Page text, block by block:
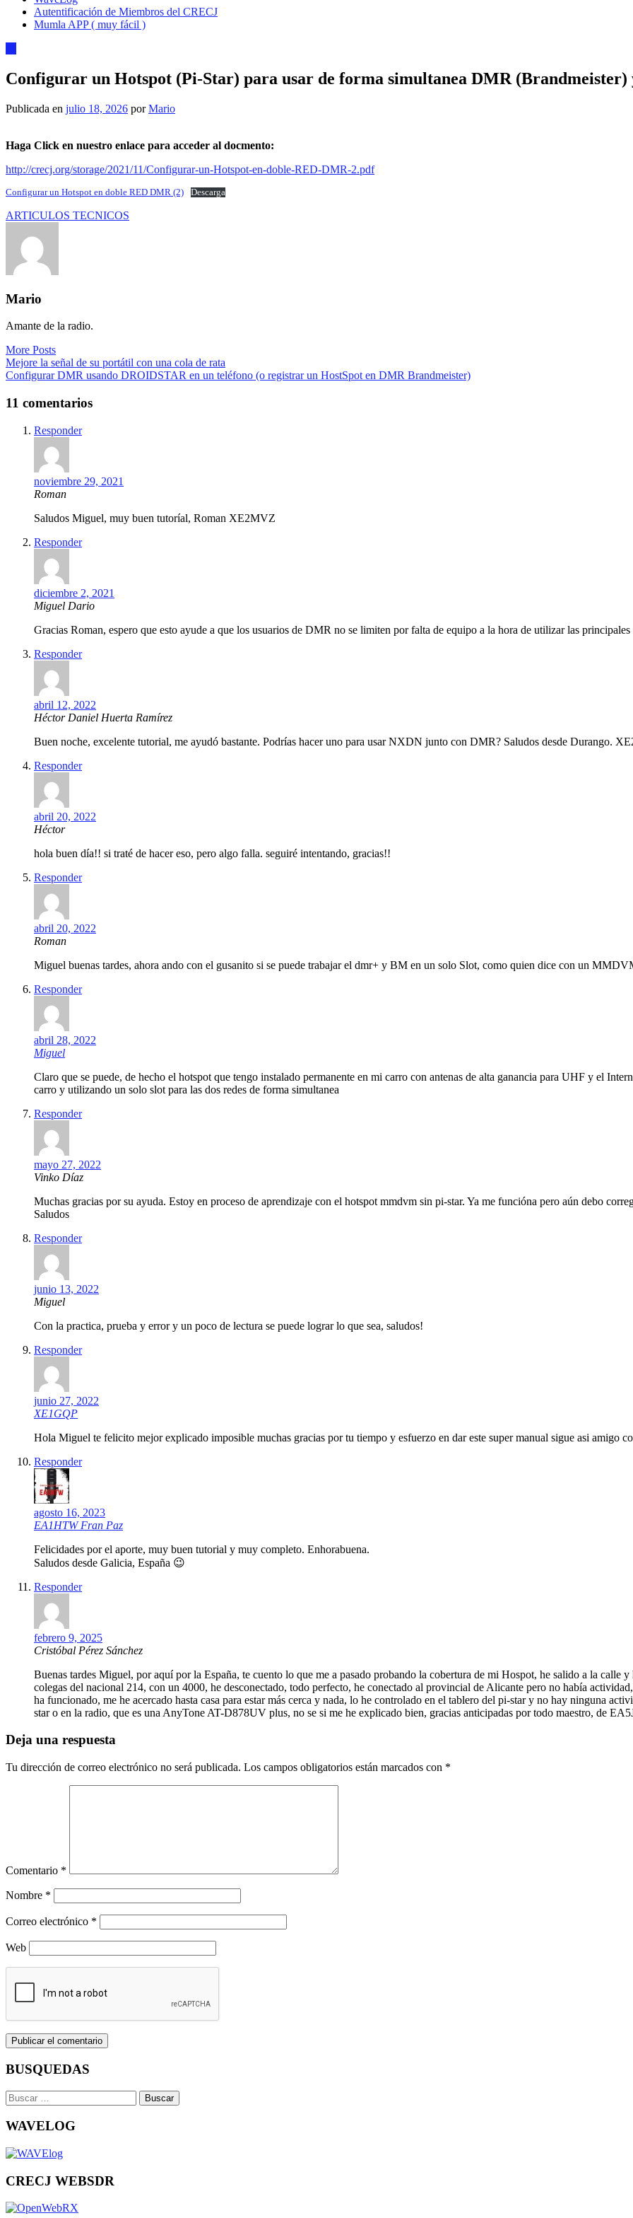
Autentificación de Miembros del CRECJ
Mumla APP ( muy fácil )
Configurar un Hotspot (Pi-Star) para usar de forma simultanea DMR
Publicada en julio 18, 2026 porMario
Haga Click en nuestro enlace para acceder al docmento:
http://crecj.org/storage/2021/11/Configurar-un-Hotspot-en-doble-RED-DMR-2.pdf
Configurar un Hotspot en doble RED DMR (2) Descarga
ARTICULOS TECNICOS
Mario
Amante de la radio.
More Posts
Navegación
de
entradas
Mejore la señal de su portátil con una cola de rata
Configurar DMR usando DROIDSTAR en un teléfono (o registrar un HostSpot en DMR Brandmeister)
11 comentarios
Responder
noviembre 29, 2021
Roman
Saludos Miguel, muy buen tutoríal, Roman XE2MVZ
Responder
diciembre 2, 2021
Miguel Dario
Gracias Roman, espero que esto ayude a que los usuarios de DMR no se limiten por falta de equipo a la hora de utilizar las
Responder
abril 12, 2022
Héctor Daniel Huerta Ramírez
Buen noche, excelente tutorial, me ayudó bastante. Podrías hacer uno para usar NXDN junto con DMR? Saludos desde Durango.
Responder
abril 20, 2022
Héctor
hola buen día!! si traté de hacer eso, pero algo falla. seguiré intentando, gracias!!
Responder
abril 20, 2022
Roman
Miguel buenas tardes, ahora ando con el gusanito si se puede trabajar el dmr+ y BM en un solo Slot, como quien dice con un
Responder
abril 28, 2022
Miguel
Claro que se puede, de hecho el hotspot que tengo instalado permanente en mi carro con antenas de alta ganancia para UHF y el
carro y utilizando un solo slot para las dos redes de forma simultanea
Responder
mayo 27, 2022
Vinko Díaz
Muchas gracias por su ayuda. Estoy en proceso de aprendizaje con el hotspot mmdvm sin pi-star. Ya me funcióna pero aún debo
Saludos
Responder
junio 13, 2022
Miguel
Con la practica, prueba y error y un poco de lectura se puede lograr lo que sea, saludos!
Responder
junio 27, 2022
XE1GQP
Hola Miguel te felicito mejor explicado imposible muchas gracias por tu tiempo y esfuerzo en dar este super manual sigue asi amigo
Responder
agosto 16, 2023
EA1HTW Fran Paz
Felicidades por el aporte, muy buen tutorial y muy completo. Enhorabuena.
Saludos desde Galicia, España 😉
Responder
febrero 9, 2025
Cristóbal Pérez Sánchez
Buenas tardes Miguel, por aquí por la España, te cuento lo que me a pasado probando la cobertura de mi Hospot, he salido a la calle
colegas del nacional 214, con un 4000, he desconectado, todo perfecto, he conectado al provincial de Alicante pero no había
ha funcionado, me he acercado hasta casa para estar más cerca y nada, lo he controlado en el tablero del pi-star y no hay ninguna
star o en la radio, que es una AnyTone AT-D878UV plus, no se si me he explicado bien, gracias anticipadas por todo maestro, de
Deja una respuesta
Tu dirección de correo electrónico no será publicada. Los campos obligatorios están marcados con *
Comentario *
Nombre *
Correo electrónico *
Web
BUSQUEDAS
Buscar:
WAVELOG
CRECJ WEBSDR